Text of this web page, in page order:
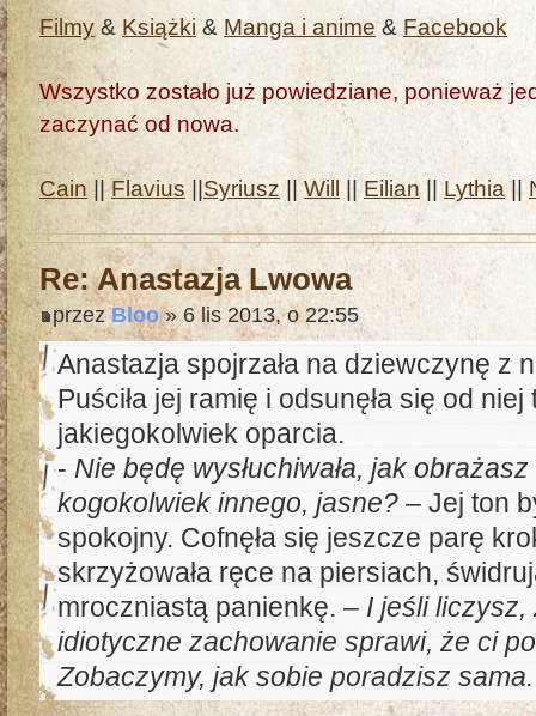
Filmy & Książki & Manga i anime & Facebook
Wszystko zostało już powiedziane, ponieważ
zaczynać od nowa.
Cain ||Flavius ||Syriusz ||Will || Eilian||Lythia ||
Re: Anastazja Lwowa
przezBloo» 6 lis 2013, o 22:55
Anastazja spojrzała na dziewczynę z
Puściła jej ramię i odsunęła się od
jakiegokolwiek oparcia.
- Nie będę wysłuchiwała, jak
kogokolwiek innego, jasne? – Jej ton
spokojny. Cofnęła się jeszcze parę
skrzyżowała ręce na piersiach,
mroczniastą panienkę. – I jeśli liczysz,
idiotyczne zachowanie sprawi, że ci
Zobaczymy, jak sobie poradzisz sama.